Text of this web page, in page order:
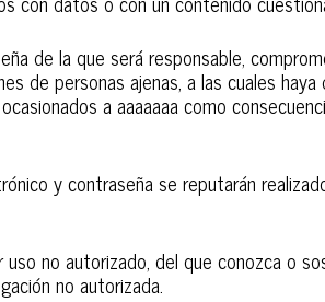
de la que será responsable,
de personas ajenas, a las cuales
a aaaaaaa como
y contraseña se reputarán
no autorizado, del que conozca o
no autorizada.